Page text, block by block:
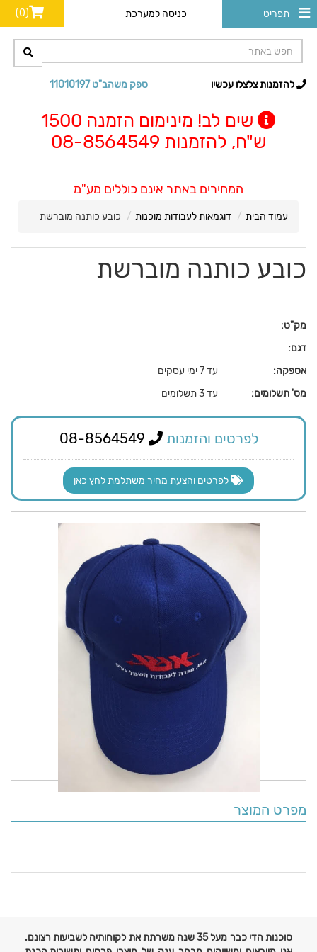
תפריט כניסה למערכת (0)
ספק משהב"ט 11010197 להזמנות צלצלו עכשיו
שים לב! מינימום הזמנה 1500
ש"ח, להזמנות 08-8564549
המחירים באתר אינם כוללים מע"מ
עמוד הבית דוגמאות לעבודות מוכנות כובע כותנה מוברשת
כובע כותנה מוברשת
מק"ט:
דגם:
אספקה:
עד 7 ימי עסקים
מס' תשלומים:
עד 3 תשלומים
לפרטים והזמנות
לפרטים והצעת מחיר משתלמת לחץ כאן
מפרט המוצר
סוכנות הדי כבר מעל 35 שנה משרתת את לקוחותיה לשביעות רצונם.